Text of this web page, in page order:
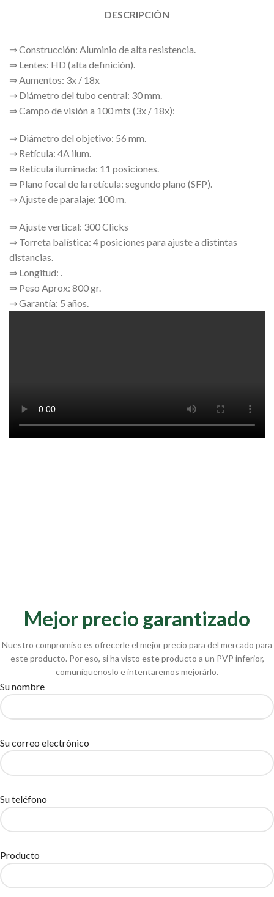
DESCRIPCIÓN
⇒ Construcción: Aluminio de alta resistencia.
⇒ Lentes: HD (alta definición).
⇒ Aumentos: 3x / 18x
⇒ Diámetro del tubo central: 30 mm.
⇒ Campo de visión a 100 mts (3x / 18x):
⇒ Diámetro del objetivo: 56 mm.
⇒ Retícula: 4A ilum.
⇒ Retícula iluminada: 11 posiciones.
⇒ Plano focal de la retícula: segundo plano (SFP).
⇒ Ajuste de paralaje: 100 m.
⇒ Ajuste vertical: 300 Clicks
⇒ Torreta balística: 4 posiciones para ajuste a distintas
distancias.
⇒ Longitud: .
⇒ Peso Aprox: 800 gr.
⇒ Garantía: 5 años.
Mejor precio garantizado
Nuestro compromiso es ofrecerle el mejor precio para del mercado para
este producto. Por eso, si ha visto este producto a un PVP inferior,
comuníquenoslo e intentaremos mejorárlo.
Su nombre
Su correo electrónico
Su teléfono
Producto